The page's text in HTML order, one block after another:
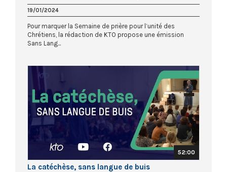
19/01/2024
Pour marquer la Semaine de prière pour l’unité des
Chrétiens, la rédaction de KTO propose une émission
Sans Lang...
52:00
La catéchèse, sans langue de buis